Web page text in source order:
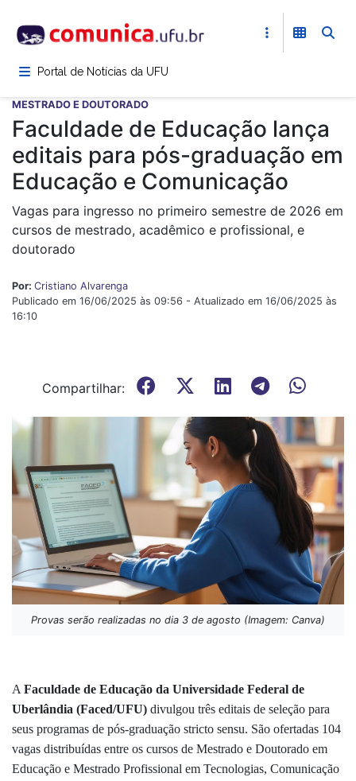
para
conteúdoPortal de Notícias da UFU
MESTRADO E DOUTORADO
Faculdade de Educação lança
editais para pós-graduação em
Educação e Comunicação
Vagas para ingresso no primeiro semestre de 2026 em
cursos de mestrado, acadêmico e profissional, e
doutorado
Por: Cristiano Alvarenga
Publicado em 16/06/2025 às 09:56 - Atualizado em 16/06/2025 às
16:10
Compartilhar:
Provas serão realizadas no dia 3 de agosto (Imagem: Canva)
A Faculdade de Educação da Universidade Federal de
Uberlândia (Faced/UFU) divulgou três editais de seleção para
seus programas de pós-graduação stricto sensu. São ofertadas 104
vagas distribuídas entre os cursos de Mestrado e Doutorado em
Educação e Mestrado Profissional em Tecnologias, Comunicação